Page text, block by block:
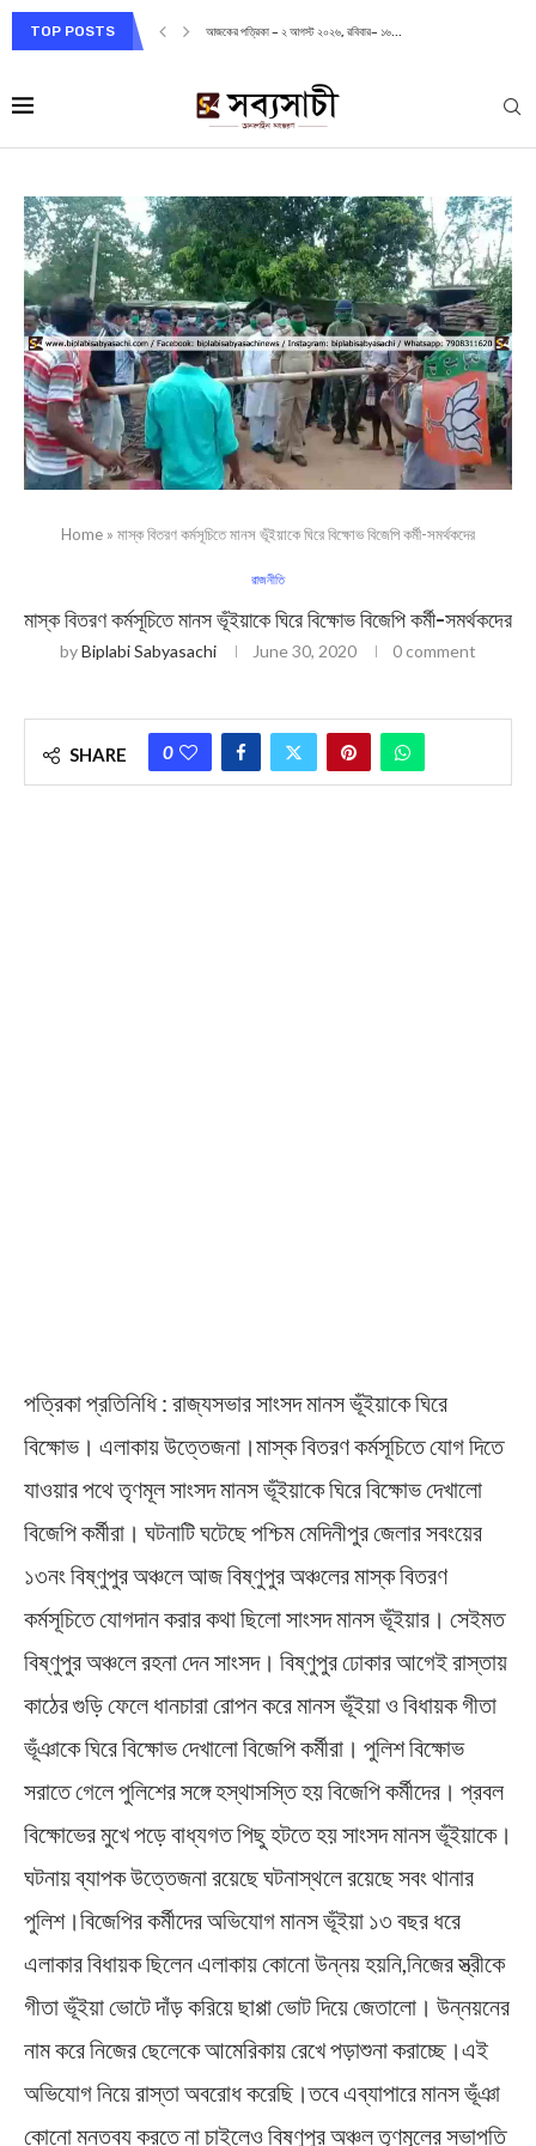
TOP POSTS আজকের পত্রিকা – ২ আগস্ট ২০২৬, রবিবার– ১৬...
Home » মাস্ক বিতরণ কর্মসূচিতে মানস ভূঁইয়াকে ঘিরে বিক্ষোভ বিজেপি কর্মী-সমর্থকদের
রাজনীতি
মাস্ক বিতরণ কর্মসূচিতে মানস ভূঁইয়াকে ঘিরে বিক্ষোভ বিজেপি কর্মী-সমর্থকদের
byBiplabi Sabyasachi June 30, 2020 0 comment
SHARE 0
পত্রিকা প্রতিনিধি : রাজ্যসভার সাংসদ মানস ভূঁইয়াকে ঘিরে
বিক্ষোভ। এলাকায় উত্তেজনা।মাস্ক বিতরণ কর্মসূচিতে যোগ দিতে
যাওয়ার পথে তৃণমূল সাংসদ মানস ভূঁইয়াকে ঘিরে বিক্ষোভ দেখালো
বিজেপি কর্মীরা। ঘটনাটি ঘটেছে পশ্চিম মেদিনীপুর জেলার সবংয়ের
১৩নং বিষ্ণুপুর অঞ্চলে আজ বিষ্ণুপুর অঞ্চলের মাস্ক বিতরণ
কর্মসূচিতে যোগদান করার কথা ছিলো সাংসদ মানস ভূঁইয়ার। সেইমত
বিষ্ণুপুর অঞ্চলে রহনা দেন সাংসদ। বিষ্ণুপুর ঢোকার আগেই রাস্তায়
কাঠের গুড়ি ফেলে ধানচারা রোপন করে মানস ভূঁইয়া ও বিধায়ক গীতা
ভূঁঞাকে ঘিরে বিক্ষোভ দেখালো বিজেপি কর্মীরা। পুলিশ বিক্ষোভ
সরাতে গেলে পুলিশের সঙ্গে হস্থাসস্তি হয় বিজেপি কর্মীদের। প্রবল
বিক্ষোভের মুখে পড়ে বাধ্যগত পিছু হটতে হয় সাংসদ মানস ভূঁইয়াকে।
ঘটনায় ব্যাপক উত্তেজনা রয়েছে ঘটনাস্থলে রয়েছে সবং থানার
পুলিশ।বিজেপির কর্মীদের অভিযোগ মানস ভূঁইয়া ১৩ বছর ধরে
এলাকার বিধায়ক ছিলেন এলাকায় কোনো উন্নয় হয়নি,নিজের স্ত্রীকে
গীতা ভূঁইয়া ভোটে দাঁড় করিয়ে ছাপ্পা ভোট দিয়ে জেতালো। উন্নয়নের
নাম করে নিজের ছেলেকে আমেরিকায় রেখে পড়াশুনা করাচ্ছে।এই
অভিযোগ নিয়ে রাস্তা অবরোধ করেছি।তবে এব্যাপারে মানস ভূঁঞা
কোনো মন্তব্য করতে না চাইলেও বিষ্ণুপুর অঞ্চল তৃণমূলের সভাপতি